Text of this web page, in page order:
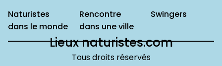
Lieux naturistes.com
Tous droits réservés
Naturistes
dans le monde
Rencontre
dans une ville
Swingers